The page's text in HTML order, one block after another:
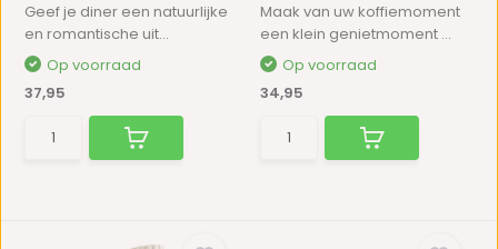
Geef je diner een natuurlijke
en romantische uit...
Op voorraad
37,95
Maak van uw koffiemoment
een klein genietmoment ...
Op voorraad
34,95